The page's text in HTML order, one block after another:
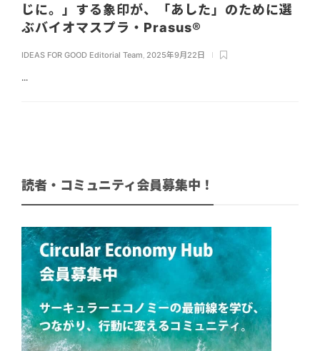
じに。」する象印が、「あした」のために選
ぶバイオマスプラ・Prasus®
IDEAS FOR GOOD Editorial Team 2025年9月22日
...
読者・コミュニティ会員募集中！